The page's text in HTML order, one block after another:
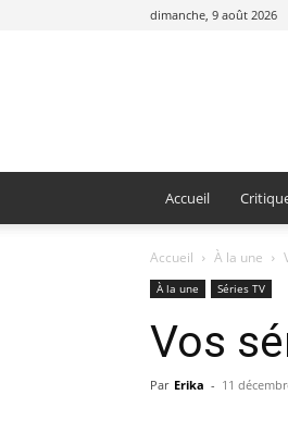
dimanche, 9 août 2026
Accueil
Accueil À la une
À la une Séries TV
Vos
Par Erika - 11